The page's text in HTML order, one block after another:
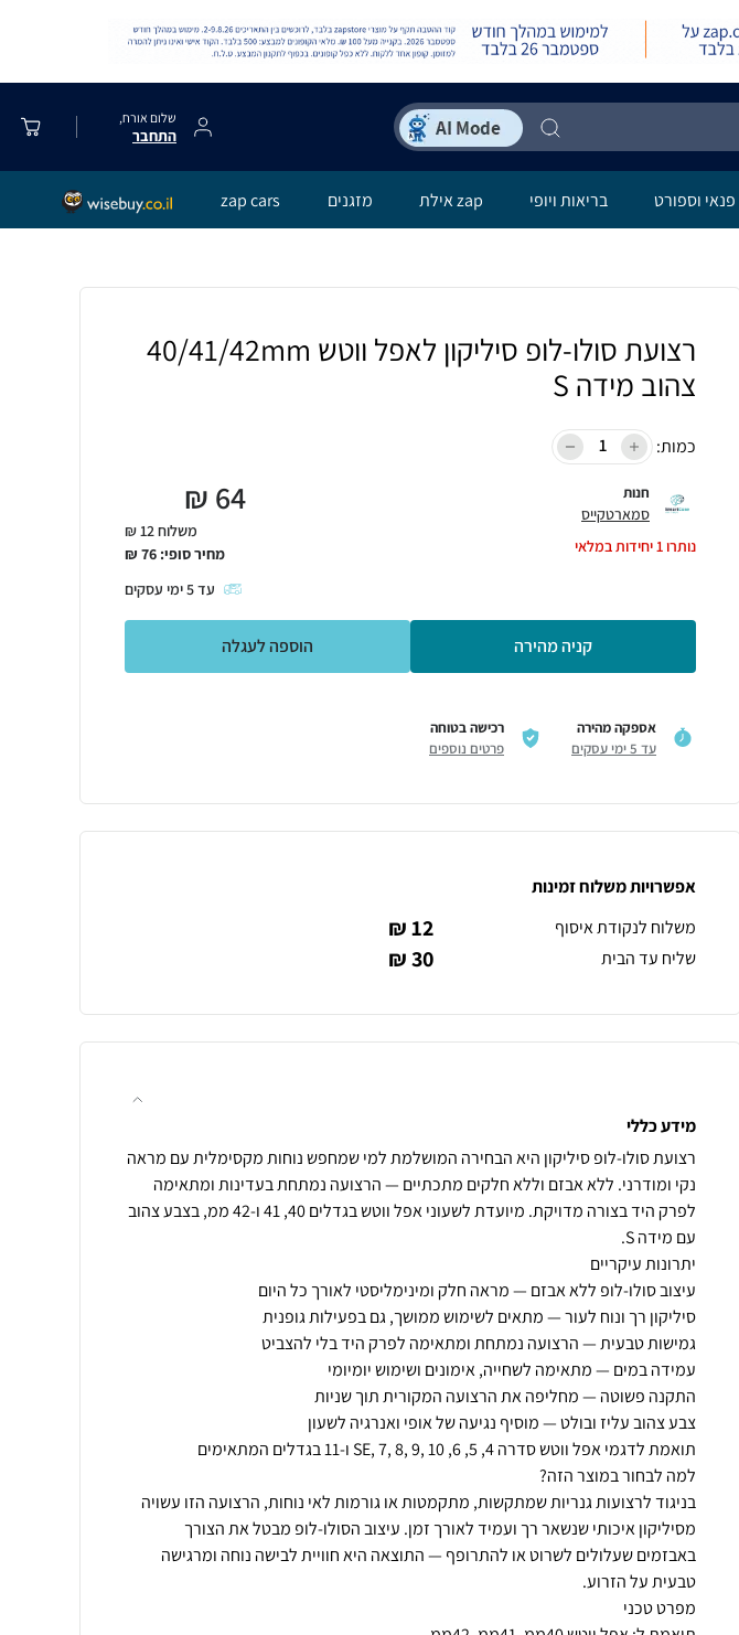
שלום אורח,
התחבר
פנאי וספורט בריאות ויופי zap אילת מזגנים zap cars
רצועת סולו-לופ סיליקון לאפל ווטש 40/41/42mm
צהוב מידה S
כמות:
חנות
סמארטקייס
נותרו1יחידות במלאי
64
₪
משלוח 12 ₪
מחיר סופי: 76
₪
עד5ימי עסקים
קניה מהירה הוספה לעגלה
אספקה מהירה
עד 5 ימי עסקים
רכישה בטוחה
פרטים נוספים
אפשרויות משלוח זמינות
משלוח לנקודת איסוף
12 ₪
שליח עד הבית 30 ₪
מידע כללי
רצועת סולו-לופ סיליקון היא הבחירה המושלמת למי שמחפש נוחות מקסימלית עם מראה
נקי ומודרני. ללא אבזם וללא חלקים מתכתיים — הרצועה נמתחת בעדינות ומתאימה
לפרק היד בצורה מדויקת. מיועדת לשעוני אפל ווטש בגדלים 40, 41 ו-42 ממ, בצבע צהוב
בניגוד לרצועות גנריות שמתקשות, מתקמטות או גורמות לאי נוחות, הרצועה הזו עשויה
מסיליקון איכותי שנשאר רך ועמיד לאורך זמן. עיצוב הסולו-לופ מבטל את הצורך
באבזמים שעלולים לשרוט או להתרופף — התוצאה היא חוויית לבישה נוחה ומרגישה